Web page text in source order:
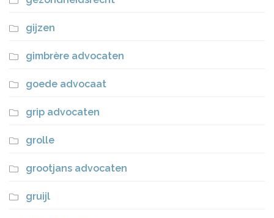
gijzen
gimbrère advocaten
goede advocaat
grip advocaten
grolle
grootjans advocaten
gruijl